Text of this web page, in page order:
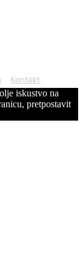
Kontakt
iskustvo na
pretpostavit